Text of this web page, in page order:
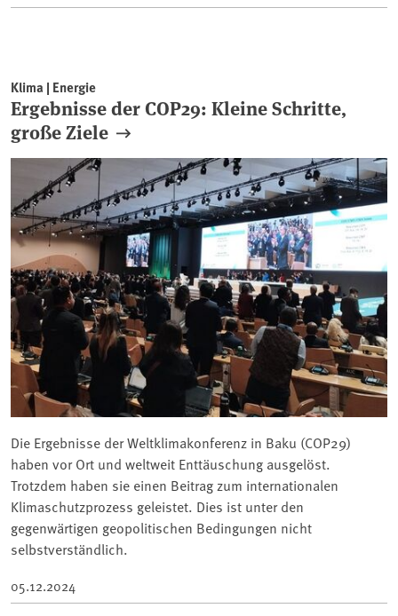
Klima | Energie
Ergebnisse der COP29: Kleine Schritte,
große Ziele
Die Ergebnisse der Weltklimakonferenz in Baku (COP29)
haben vor Ort und weltweit Enttäuschung ausgelöst.
Trotzdem haben sie einen Beitrag zum internationalen
Klimaschutzprozess geleistet. Dies ist unter den
gegenwärtigen geopolitischen Bedingungen nicht
selbstverständlich.
05.12.2024